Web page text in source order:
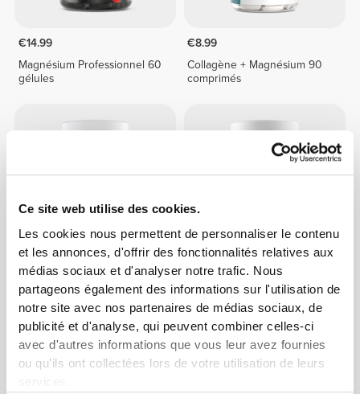
Ce site web utilise des cookies.
Les cookies nous permettent de personnaliser le contenu
et les annonces, d'offrir des fonctionnalités relatives aux
médias sociaux et d'analyser notre trafic. Nous
partageons également des informations sur l'utilisation de
notre site avec nos partenaires de médias sociaux, de
publicité et d'analyse, qui peuvent combiner celles-ci
avec d'autres informations que vous leur avez fournies
ou qu'ils ont collectées lors de votre utilisation de leurs
€14.99
Magnésium Professionnel 60
gélules
€8.99
Collagène + Magnésium 90
comprimés
€14.99
ZMB avec Bisglycinate de
Magnésium Albion® 60
gélules végétales
€11.99
Calcium, Zinc et Magnésium
90 comprimés